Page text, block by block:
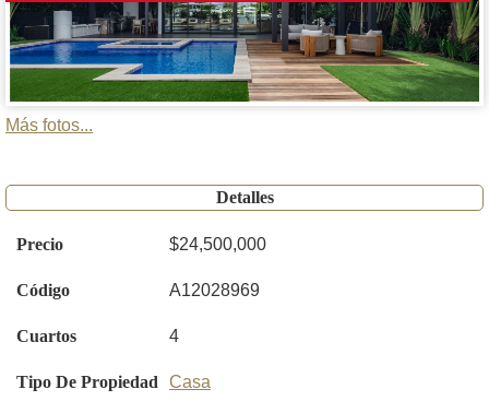
Más fotos...
Detalles
Precio $24,500,000
Código A12028969
Cuartos 4
Tipo De Propiedad Casa